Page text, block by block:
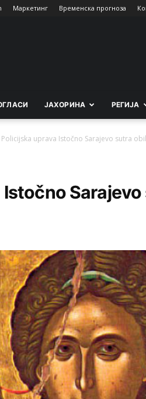
Маркетинг Временска прогноза
ЈАХОРИНА РEГИЈА
Policijska uprava Istočno Sarajevo sutra